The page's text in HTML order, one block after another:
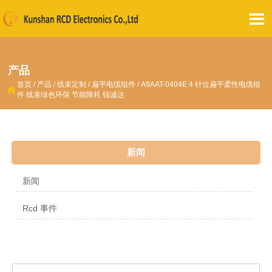

产品
 首页 / 产品 /线束定制 / 扁平电缆组件 /A9AAT-0404E 4 针位扁平柔性电缆组
件 线束绿色环保 节能降耗 锐诚达
新闻
新闻
Rcd 事件